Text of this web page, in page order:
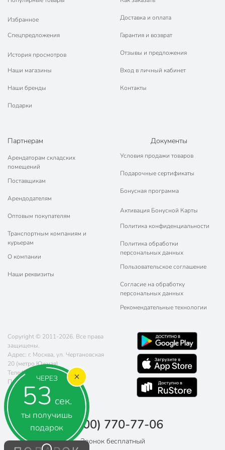
ЧЕРЕЗ
52 сек.
ты получишь
подарок
Избранное
Спецпредложения
История просмотров
Наши магазины
Наши бренды
Подарки
Доставка и оплата
Гарантия и возврат
Отзывы и предложения
Вход в личный кабинет
Контакты
Партнерам
Арендаторам складских
помещений
Поставщикам
Арендодателям
Оптовым покупателям
Транспортным компаниям и
курьерам
О компании
Наши реквизиты
Документы
Условия продажи товаров
Подарочные сертификаты
Бонусная программа
Активация Бонусной Карты
Политика конфиденциальности
Политика обработки
персональных данных
Пользовательское соглашение
Согласие на обработку
персональных данных
Рекомендательные технологии
Copyright © 2011-2026. Все права
защищены.
Адрес: г. Москва, ул. Чертановская
20 (метро Южная)
Телефон:
8 (800) 770-77-06
Почта:
sales@poryadok.ru
8 (800) 770-77-06
Звонок бесплатный